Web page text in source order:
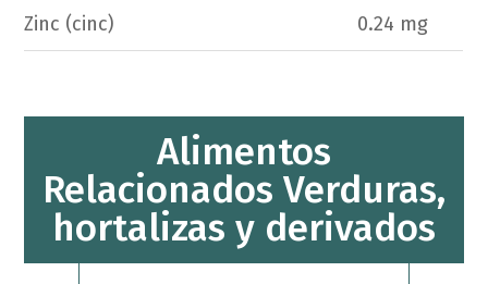
Zinc (cinc) 0.24 mg
Alimentos
Relacionados Verduras,
hortalizas y derivados